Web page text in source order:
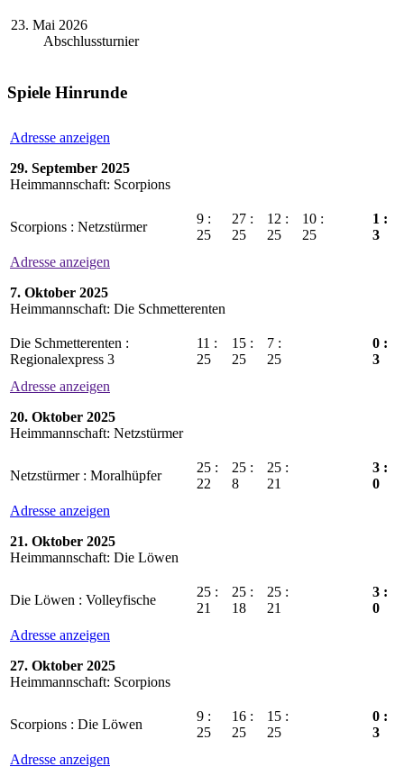
23. Mai 2026
Abschlussturnier
Spiele Hinrunde
Adresse anzeigen
29. September 2025
Heimmannschaft: Scorpions
Scorpions : Netzstürmer
9 :
25
27 :
25
12 :
25
10 :
25
1 :
3
Adresse anzeigen
7. Oktober 2025
Heimmannschaft: Die Schmetterenten
Die Schmetterenten :
Regionalexpress 3
11 :
25
15 :
25
7 :
25
0 :
3
Adresse anzeigen
20. Oktober 2025
Heimmannschaft: Netzstürmer
Netzstürmer : Moralhüpfer
25 :
22
25 :
8
25 :
21
3 :
0
Adresse anzeigen
21. Oktober 2025
Heimmannschaft: Die Löwen
Die Löwen : Volleyfische
25 :
21
25 :
18
25 :
21
3 :
0
Adresse anzeigen
27. Oktober 2025
Heimmannschaft: Scorpions
Scorpions : Die Löwen
9 :
25
16 :
25
15 :
25
0 :
3
Adresse anzeigen